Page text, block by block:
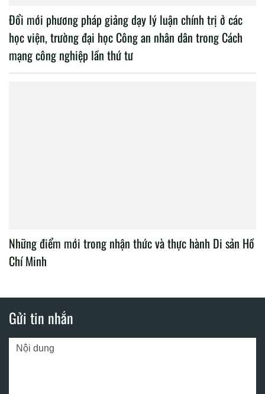
Đổi mới phương pháp giảng dạy lý luận chính trị ở các
học viện, trường đại học Công an nhân dân trong Cách
mạng công nghiệp lần thứ tư
Những điểm mới trong nhận thức và thực hành Di sản Hồ
Chí Minh
Gửi tin nhắn